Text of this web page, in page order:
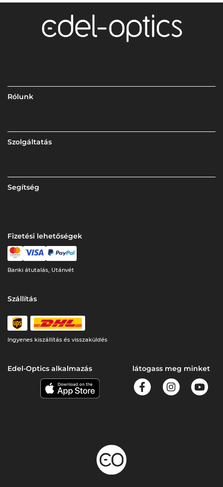
Rólunk
Szolgáltatás
Segítség
Fizetési lehetőségek
Banki átutalás, Utánvét
Szállítás
Ingyenes kiszállítás és visszaküldés
Edel-Optics alkalmazás látogass meg minket